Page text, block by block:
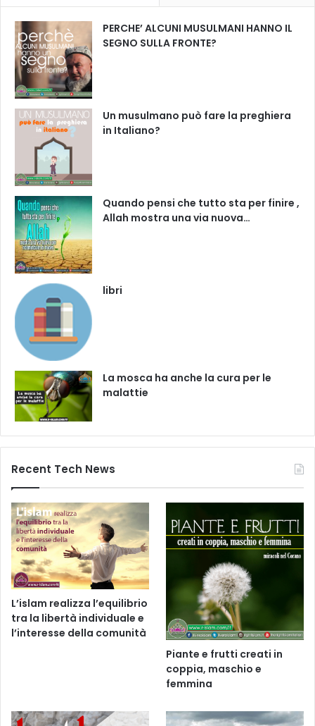
PERCHE’ ALCUNI MUSULMANI HANNO IL
SEGNO SULLA FRONTE?
Un musulmano può fare la preghiera
in Italiano?
Quando pensi che tutto sta per finire ,
Allah mostra una via nuova…
libri
La mosca ha anche la cura per le
malattie
Recent Tech News
L’islam realizza l’equilibrio
tra la libertà individuale e
l’interesse della comunità
Piante e frutti creati in
coppia, maschio e
femmina